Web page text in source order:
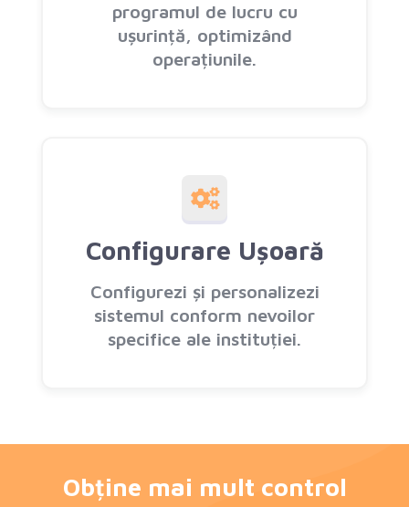
programul de lucru cu
ușurință, optimizând
operațiunile.
Configurare Ușoară
Configurezi și personalizezi
sistemul conform nevoilor
specifice ale instituției.
Obține mai mult control